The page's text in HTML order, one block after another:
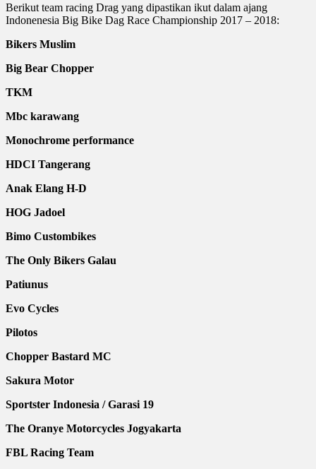
Berikut team racing Drag yang dipastikan ikut dalam ajang
Indonenesia Big Bike Dag Race Championship 2017 – 2018:
Bikers Muslim
Big Bear Chopper
TKM
Mbc karawang
Monochrome performance
HDCI Tangerang
Anak Elang H-D
HOG Jadoel
Bimo Custombikes
The Only Bikers Galau
Patiunus
Evo Cycles
Pilotos
Chopper Bastard MC
Sakura Motor
Sportster Indonesia / Garasi 19
The Oranye Motorcycles Jogyakarta
FBL Racing Team